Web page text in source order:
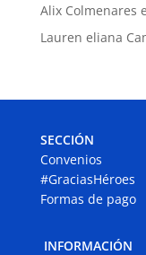
Alix Colmenares
Lauren eliana
SECCIÓN
Convenios
#GraciasHéroes
Formas de pago
INFORMACIÓN